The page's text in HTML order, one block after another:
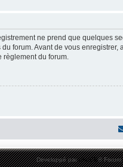
ne prend que quelques
forum. Avant de vous
du forum.
Développé parphpBB® Forum